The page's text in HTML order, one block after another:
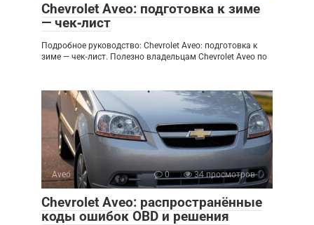
Chevrolet Aveo: подготовка к зиме
— чек‑лист
Подробное руководство: Chevrolet Aveo: подготовка к
зиме — чек‑лист. Полезно владельцам Chevrolet Aveo по
Aveo 0 34 просмотров
Chevrolet Aveo: распространённые
коды ошибок OBD и решения